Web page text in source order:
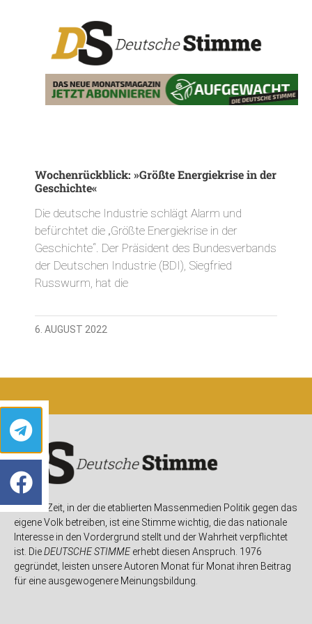
Wochenrückblick: »Größte Energiekrise in der
Geschichte«
Die deutsche Industrie schlägt Alarm und
befürchtet die „Größte Energiekrise in der
Geschichte“. Der Präsident des Bundesverbands
der Deutschen Industrie (BDI), Siegfried
Russwurm, hat die
6. AUGUST 2022
In einer Zeit, in der die etablierten Massenmedien Politik gegen das
eigene Volk betreiben, ist eine Stimme wichtig, die das nationale
Interesse in den Vordergrund stellt und der Wahrheit verpflichtet
ist. DieDEUTSCHE STIMMEerhebt diesen Anspruch. 1976
gegründet, leisten unsere Autoren Monat für Monat ihren Beitrag
für eine ausgewogenere Meinungsbildung.